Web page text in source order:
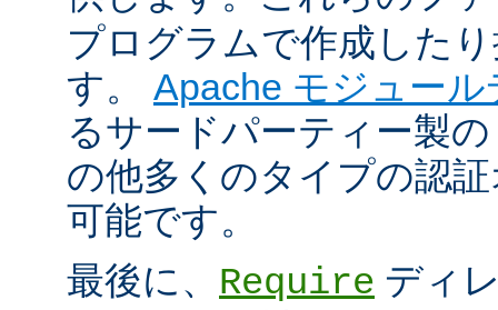
プログラムで作成した
す。 Apache モジュー
るサードパーティー製
の他多くのタイプの認
可能です。
最後に、 Require ディ